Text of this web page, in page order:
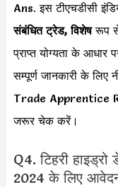
Ans. इस टीएचडीसी
संबंधित ट्रेड, विशेषरूप
प्राप्त योग्यता के आधार
सम्पूर्ण जानकारी के
Trade Apprentice
जरूर चेक करें।
Q4. टिहरी
2024 के लिए